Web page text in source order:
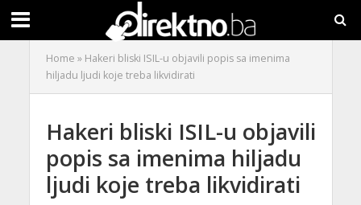
Home » Hakeri bliski ISIL-u objavili popis sa imenima
hiljadu ljudi koje treba likvidirati
Hakeri bliski ISIL-u objavili
popis sa imenima hiljadu
ljudi koje treba likvidirati